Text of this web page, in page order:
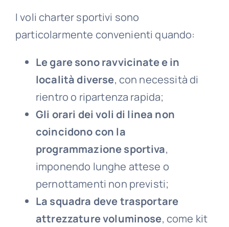
I voli charter sportivi sono
particolarmente convenienti quando:
Le gare sono ravvicinate e in
località diverse, con necessità di
rientro o ripartenza rapida;
Gli orari dei voli di linea non
coincidono con la
programmazione sportiva,
imponendo lunghe attese o
pernottamenti non previsti;
La squadra deve trasportare
attrezzature voluminose, come kit